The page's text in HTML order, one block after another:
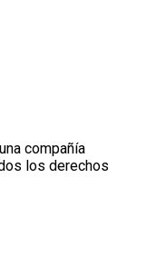
compañía
los derechos